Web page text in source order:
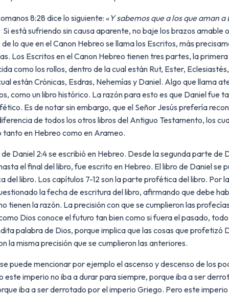
8:28 dice lo siguiente: «Y sabemos que a los que aman
Si está sufriendo sin causa aparente, no baje los brazos
lo que en el Canon Hebreo se llama los Escritos, más
Los Escritos en el Canon Hebreo tienen tres partes, la
como los rollos, dentro de la cual están Rut, Ester,
están Crónicas, Esdras, Nehemías y Daniel. Algo que llama
como un libro histórico. La razón para esto es que Daniel fue
Es de notar sin embargo, que el Señor Jesús prefería
de todos los otros libros del Antiguo Testamento, los
en Hebreo como en Arameo.
Daniel 2:4 se escribió en Hebreo. Desde la segunda parte de
el final del libro, fue escrito en Hebreo. El libro de Daniel se
del libro. Los capítulos 7-12 son la parte profética del libro. Por
la fecha de escritura del libro, afirmando que debe
tienen la razón. La precisión con que se cumplieron las
Dios conoce el futuro tan bien como si fuera el pasado,
palabra de Dios, porque implica que las cosas que profetizó
la misma precisión que se cumplieron las anteriores.
puede mencionar por ejemplo el ascenso y descenso de los
imperio no iba a durar para siempre, porque iba a ser
iba a ser derrotado por el imperio Griego. Pero este